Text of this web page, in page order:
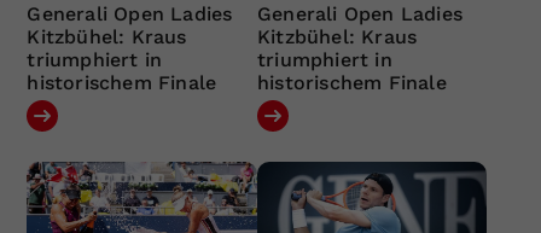
Generali Open Ladies
Kitzbühel: Kraus
triumphiert in
historischem Finale
Generali Open Ladies
Kitzbühel: Kraus
triumphiert in
historischem Finale